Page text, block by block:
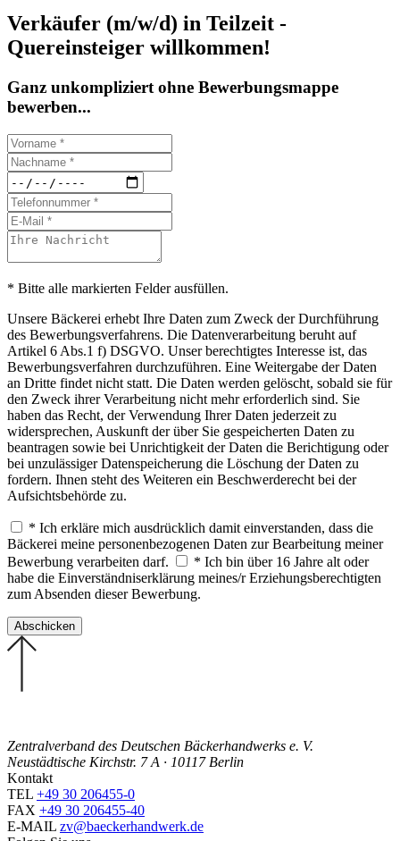
Verkäufer (m/w/d) in Teilzeit -
Quereinsteiger willkommen!
Ganz unkompliziert ohne Bewerbungsmappe
bewerben...
* Bitte alle markierten Felder ausfüllen.
Unsere Bäckerei erhebt Ihre Daten zum Zweck der Durchführung
des Bewerbungsverfahrens. Die Datenverarbeitung beruht auf
Artikel 6 Abs.1 f) DSGVO. Unser berechtigtes Interesse ist, das
Bewerbungsverfahren durchzuführen. Eine Weitergabe der Daten
an Dritte findet nicht statt. Die Daten werden gelöscht, sobald sie für
den Zweck ihrer Verarbeitung nicht mehr erforderlich sind. Sie
haben das Recht, der Verwendung Ihrer Daten jederzeit zu
widersprechen, Auskunft der über Sie gespeicherten Daten zu
beantragen sowie bei Unrichtigkeit der Daten die Berichtigung oder
bei unzulässiger Datenspeicherung die Löschung der Daten zu
fordern. Ihnen steht des Weiteren ein Beschwerderecht bei der
Aufsichtsbehörde zu.
* Ich erkläre mich ausdrücklich damit einverstanden, dass die
Bäckerei meine personenbezogenen Daten zur Bearbeitung meiner
Bewerbung verarbeiten darf.
* Ich bin über 16 Jahre alt oder
habe die Einverständniserklärung meines/r Erziehungsberechtigten
zum Absenden dieser Bewerbung.
Zentralverband des Deutschen Bäckerhandwerks e. V.
Neustädtische Kirchstr. 7 A · 10117 Berlin
Kontakt
TEL +49 30 206455-0
FAX +49 30 206455-40
E-MAIL zv@baeckerhandwerk.de